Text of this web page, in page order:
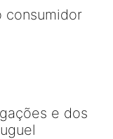
consumidor
e dos